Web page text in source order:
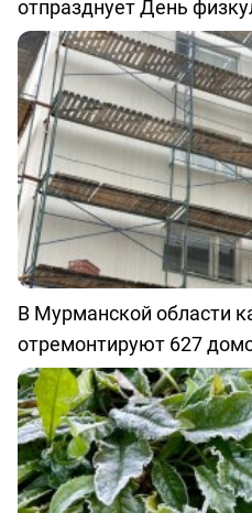
отпразднует День
В Мурманской области
отремонтируют 627